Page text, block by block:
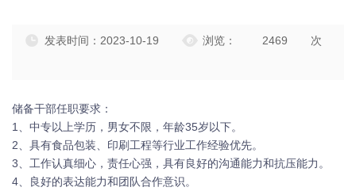
发表时间：2023-10-19 浏览： 2469 次
储备干部任职要求：
1、中专以上学历，男女不限，年龄35岁以下。
2、具有食品包装、印刷工程等行业工作经验优先。
3、工作认真细心，责任心强，具有良好的沟通能力和抗压能力。
4、良好的表达能力和团队合作意识。